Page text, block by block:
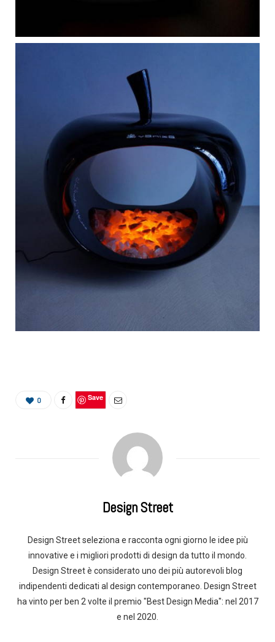
0 Save
Design Street
Design Street seleziona e racconta ogni giorno le idee più
innovative e i migliori prodotti di design da tutto il mondo.
Design Street è considerato uno dei più autorevoli blog
indipendenti dedicati al design contemporaneo. Design Street
ha vinto per ben 2 volte il premio "Best Design Media": nel 2017
e nel 2020.